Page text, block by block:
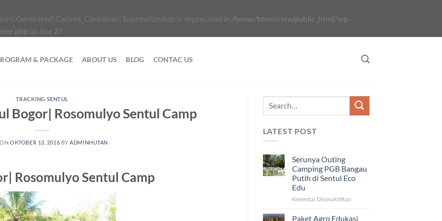
is deprecated in /home/htnsncom/public_html/wp-
on line 27
& PACKAGE ABOUT US BLOG CONTAC US
TRACKING SENTUL
Bogor| Rosomulyo Sentul Camp
ONOKTOBER 13, 2016 BY ADMINHUTAN
Rosomulyo Sentul Camp
LATEST POST
Serunya Outing
Camping PGB Bangau
Putih di Sentul Eco
Edu
Komentar Dinonaktifkanpada
Outing
Paket Agro Edukasi